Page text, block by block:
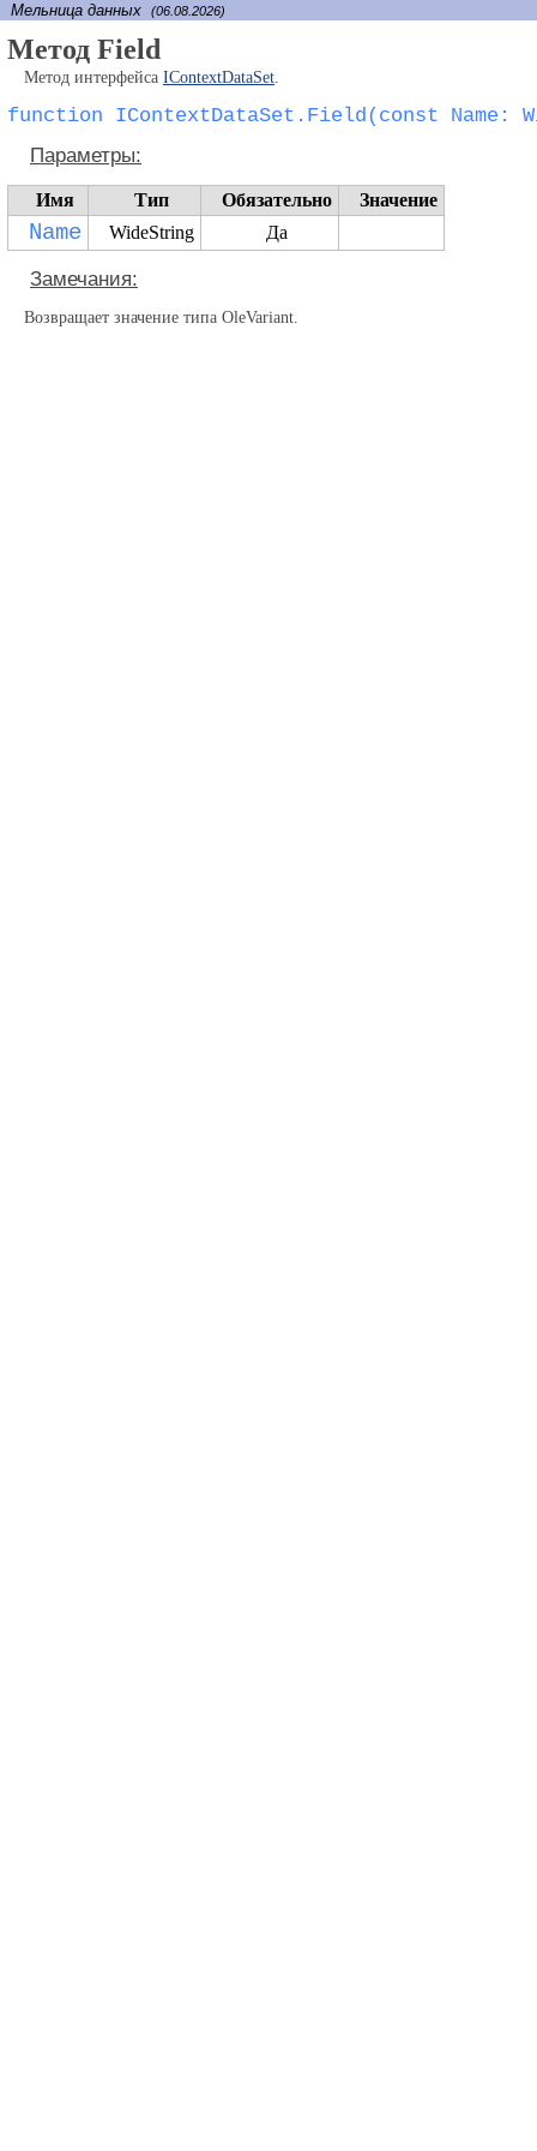
Мельница данных (06.08.2026)
Метод Field
Метод интерфейса IContextDataSet.
function IContextDataSet.Field(const Name:
Параметры:
Имя Тип Обязательно Значение
Name WideString Да
Замечания:
Возвращает значение типа OleVariant.